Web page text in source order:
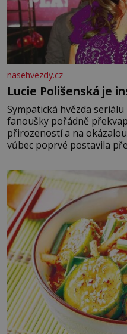
nasehvezdy.cz
Lucie Polišenská je
Sympatická hvězda
fanoušky pořádně
přirozeností a na
vůbec poprvé postavila